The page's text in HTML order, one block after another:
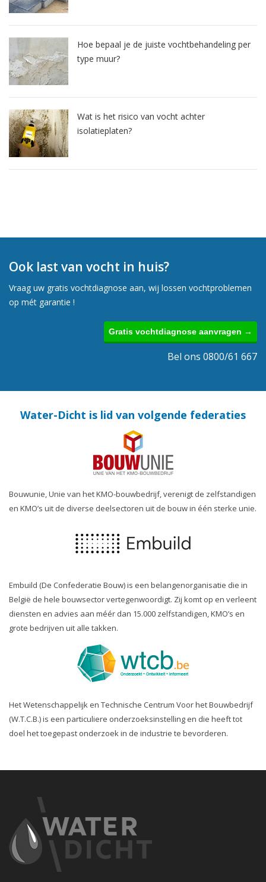
Hoe bepaal je de juiste vochtbehandeling per
type muur?
Wat is het risico van vocht achter
isolatieplaten?
Ook last van vocht in huis?
Vraag uw gratis vochtdiagnose aan, wij lossen vochtproblemen
op mét garantie !
Gratis vochtdiagnose aanvragen →
Bel ons 0800/61 667
Water-Dicht is lid van volgende federaties
Bouwunie, Unie van het KMO-bouwbedrijf, verenigt de zelfstandigen
en KMO’s uit de diverse deelsectoren uit de bouw in één sterke unie.
Embuild (De Confederatie Bouw) is een belangenorganisatie die in
België de hele bouwsector vertegenwoordigt. Zij komt op en verleent
diensten en advies aan méér dan 15.000 zelfstandigen, KMO’s en
grote bedrijven uit alle takken.
Het Wetenschappelijk en Technische Centrum Voor het Bouwbedrijf
(W.T.C.B.) is een particuliere onderzoeksinstelling en die heeft tot
doel het toegepast onderzoek in de industrie te bevorderen.